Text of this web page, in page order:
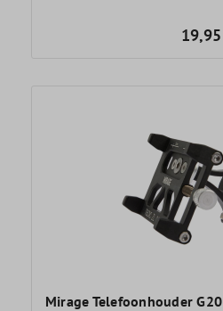
19,95
Mirage Telefoonhouder G20